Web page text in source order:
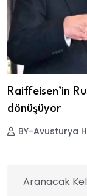
Raiffeisen’in
dönüşüyor
BY-Avusturya